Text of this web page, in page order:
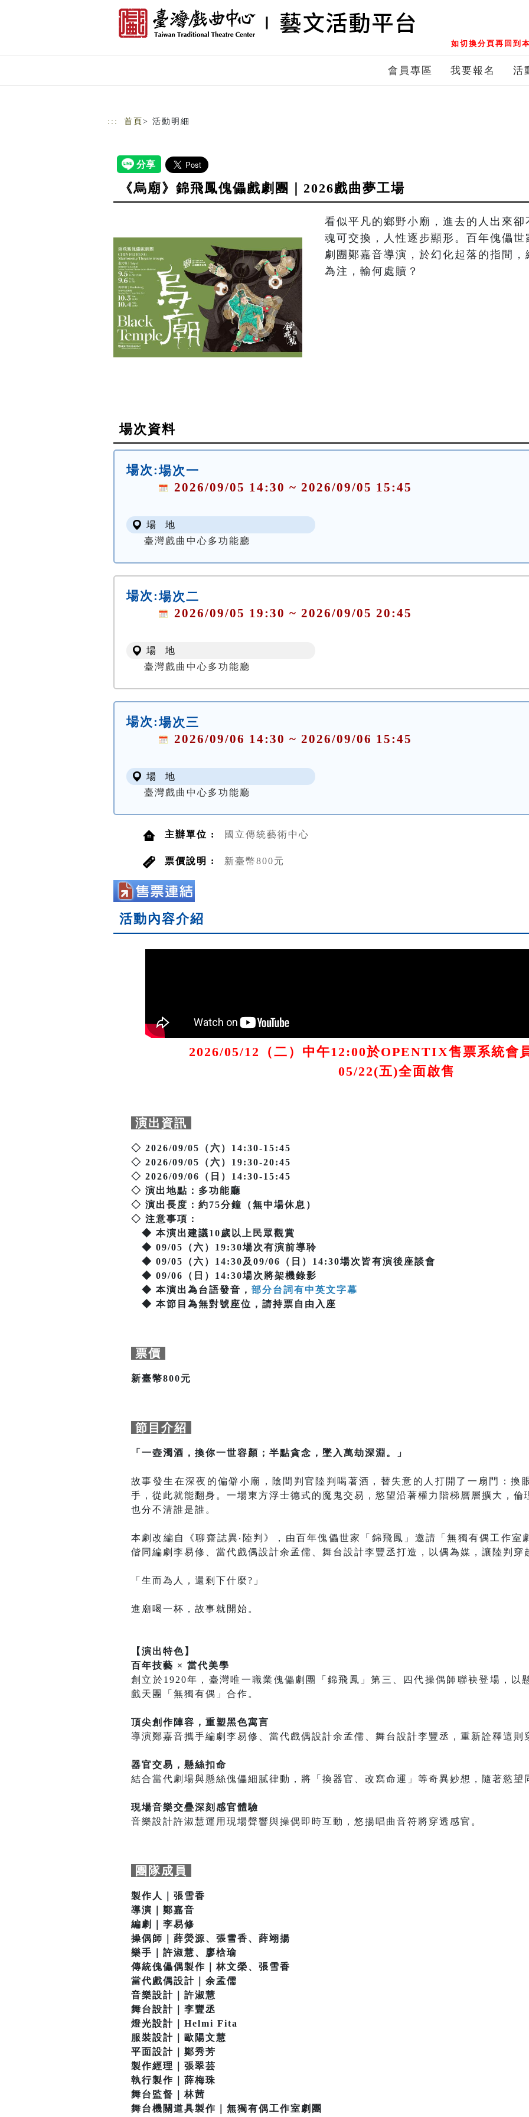
如切換分頁再回到
會員專區 我要報名 活
::: 首頁 > 活動明細
《烏廟》錦飛鳳傀儡戲劇團｜2026戲曲夢工場
看似平凡的鄉野小廟，進去的人出來
魂可交換，人性逐步顯形。百年傀儡
劇團鄭嘉音導演，於幻化起落的指間
為注，輸何處贖？
場次資料
場次:場次一
2026/09/05 14:30 ~ 2026/09/05 15:45
場 地
臺灣戲曲中心多功能廳
場次:場次二
2026/09/05 19:30 ~ 2026/09/05 20:45
場 地
臺灣戲曲中心多功能廳
場次:場次三
2026/09/06 14:30 ~ 2026/09/06 15:45
場 地
臺灣戲曲中心多功能廳
主辦單位 : 國立傳統藝術中心
票價說明 : 新臺幣800元
活動內容介紹
2026/05/12（二）中午12:00於OPENTIX售票系統會
05/22(五)全面啟售
演出資訊
◇ 2026/09/05（六）14:30-15:45
◇ 2026/09/05（六）19:30-20:45
◇ 2026/09/06（日）14:30-15:45
◇ 演出地點：多功能廳
◇ 演出長度：約75分鐘（無中場休息）
◇ 注意事項：
◆ 本演出建議10歲以上民眾觀賞
◆ 09/05（六）19:30場次有演前導聆
◆ 09/05（六）14:30及09/06（日）14:30場次皆有演後座談會
◆ 09/06（日）14:30場次將架機錄影
◆ 本演出為台語發音， 部分台詞有中英文字幕
◆ 本節目為無對號座位，請持票自由入座
票價
新臺幣800元
節目介紹
「一壺濁酒，換你一世容顏；半點貪念，墜入萬劫深淵。」
故事發生在深夜的偏僻小廟，陰間判官陸判喝著酒，替失意的人打開了一扇門：換
手，從此就能翻身。一場東方浮士德式的魔鬼交易，慾望沿著權力階梯層層擴大，倫
也分不清誰是誰。
本劇改編自《聊齋誌異‧ 陸判》，由百年傀儡世家「錦飛鳳」邀請「無獨有偶工作室
偕同編劇李易修、當代戲偶設計余孟儒、舞台設計李豐丞打造，以偶為媒，讓陸判穿
「生而為人，還剩下什麼?」
進廟喝一杯，故事就開始。
【演出特色】
百年技藝 × 當代美學
創立於1920年，臺灣唯一職業傀儡劇團「錦飛鳳」第三、四代操偶師聯袂登場，以
戲天團「無獨有偶」合作。
頂尖創作陣容，重塑黑色寓言
導演鄭嘉音攜手編劇李易修、當代戲偶設計余孟儒、舞台設計李豐丞，重新詮釋這則
器官交易，懸絲扣命
結合當代劇場與懸絲傀儡細膩律動，將「換器官、改寫命運」等奇異妙想，隨著慾望
現場音樂交疊深刻感官體驗
音樂設計許淑慧運用現場聲響與操偶即時互動，悠揚唱曲音符將穿透感官。
團隊成員
製作人｜張雪香
導演｜鄭嘉音
編劇｜李易修
操偶師｜薛熒源、張雪香、薛翊揚
樂手｜許淑慧、廖梒瑜
傳統傀儡偶製作｜林文榮、張雪香
當代戲偶設計｜余孟儒
音樂設計｜許淑慧
舞台設計｜李豐丞
燈光設計｜Helmi Fita
服裝設計｜歐陽文慧
平面設計｜鄭秀芳
製作經理｜張翠芸
執行製作｜薛梅珠
舞台監督｜林茜
舞台機關道具製作｜無獨有偶工作室劇團